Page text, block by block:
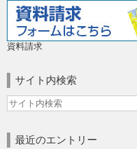
資料請求
サイト内検索
最近のエントリー